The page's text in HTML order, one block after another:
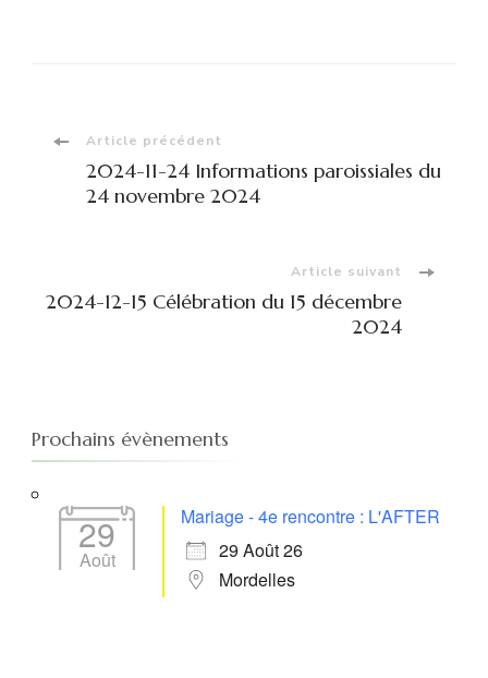
Navigation
d'article
Article précédent
2024-11-24 Informations paroissiales du
24 novembre 2024
Article suivant
2024-12-15 Célébration du 15 décembre
2024
Prochains évènements
29
Août
Mariage - 4e rencontre : L'AFTER
29 Août 26
Mordelles